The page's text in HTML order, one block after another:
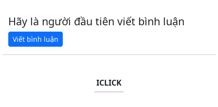
Hãy là người đầu tiên viết bình luận
ICLICK